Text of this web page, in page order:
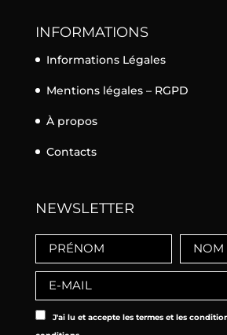
INFORMATIONS
Informations Légales
Mentions légales – RGPD
À propos
Contacts
NEWSLETTER
J'ai lu et accepte les termes et les